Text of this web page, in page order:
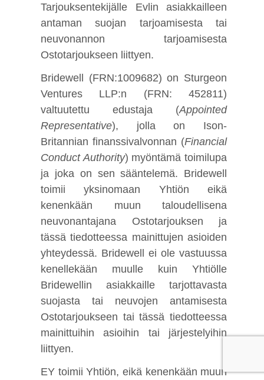
Tarjouksentekijälle Evlin asiakkailleen
antaman suojan tarjoamisesta tai
neuvonannon tarjoamisesta
Ostotarjoukseen liittyen.
Bridewell (FRN:1009682) on Sturgeon
Ventures LLP:n (FRN: 452811)
valtuutettu edustaja (Appointed
Representative), jolla on Ison-
Britannian finanssivalvonnan (Financial
Conduct Authority) myöntämä toimilupa
ja joka on sen sääntelemä. Bridewell
toimii yksinomaan Yhtiön eikä
kenenkään muun taloudellisena
neuvonantajana Ostotarjouksen ja
tässä tiedotteessa mainittujen asioiden
yhteydessä. Bridewell ei ole vastuussa
kenellekään muulle kuin Yhtiölle
Bridewellin asiakkaille tarjottavasta
suojasta tai neuvojen antamisesta
Ostotarjoukseen tai tässä tiedotteessa
mainittuihin asioihin tai järjestelyihin
liittyen.
EY toimii Yhtiön, eikä kenenkään muun